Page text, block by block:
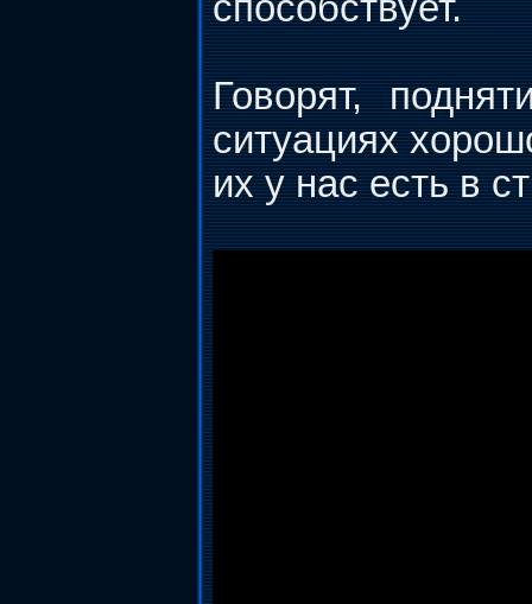
Говорят,
ситуациях
их у нас есть в